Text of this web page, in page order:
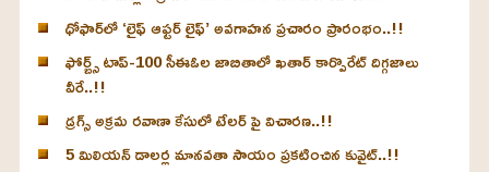
ధోఫార్‌లో ‘లైఫ్ ఆఫ్టర్ లైఫ్’ అవగాహన ప్రచారం ప్రారంభం..!!
ఫోర్బ్స్ టాప్-100 సీఈఓల జాబితాలో ఖతార్‌ కార్పొరేట్ దిగ్గజాలు
వీరే..!!
డ్రగ్స్ అక్రమ రవాణా కేసులో టేలర్ పై విచారణ..!!
5 మిలియన్ డాలర్ల మానవతా సాయం ప్రకటించిన కువైట్..!!